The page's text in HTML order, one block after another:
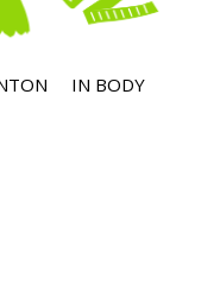
IN BODY